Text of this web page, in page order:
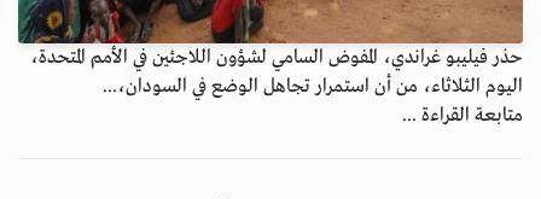
حذر فيليبو غراندي، المفوض السامي لشؤون اللاجئين في الأمم المتحدة،
اليوم الثلاثاء، من أن استمرار تجاهل الوضع في السودان،...
متابعة القراءة ...